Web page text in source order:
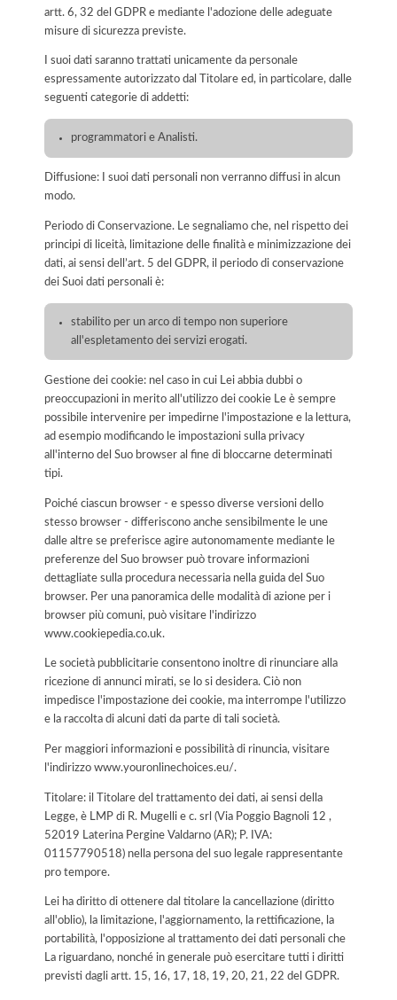
artt. 6, 32 del GDPR e mediante l'adozione delle adeguate
misure di sicurezza previste.
I suoi dati saranno trattati unicamente da personale
espressamente autorizzato dal Titolare ed, in particolare, dalle
seguenti categorie di addetti:
programmatori e Analisti.
Diffusione: I suoi dati personali non verranno diffusi in alcun
modo.
Periodo di Conservazione. Le segnaliamo che, nel rispetto dei
principi di liceità, limitazione delle finalità e minimizzazione dei
dati, ai sensi dell’art. 5 del GDPR, il periodo di conservazione
dei Suoi dati personali è:
stabilito per un arco di tempo non superiore
all'espletamento dei servizi erogati.
Gestione dei cookie: nel caso in cui Lei abbia dubbi o
preoccupazioni in merito all'utilizzo dei cookie Le è sempre
possibile intervenire per impedirne l'impostazione e la lettura,
ad esempio modificando le impostazioni sulla privacy
all'interno del Suo browser al fine di bloccarne determinati
tipi.
Poiché ciascun browser - e spesso diverse versioni dello
stesso browser - differiscono anche sensibilmente le une
dalle altre se preferisce agire autonomamente mediante le
preferenze del Suo browser può trovare informazioni
dettagliate sulla procedura necessaria nella guida del Suo
browser. Per una panoramica delle modalità di azione per i
browser più comuni, può visitare l'indirizzo
www.cookiepedia.co.uk.
Le società pubblicitarie consentono inoltre di rinunciare alla
ricezione di annunci mirati, se lo si desidera. Ciò non
impedisce l'impostazione dei cookie, ma interrompe l'utilizzo
e la raccolta di alcuni dati da parte di tali società.
Per maggiori informazioni e possibilità di rinuncia, visitare
l'indirizzo www.youronlinechoices.eu/.
Titolare: il Titolare del trattamento dei dati, ai sensi della
Legge, è LMP di R. Mugelli e c. srl (Via Poggio Bagnoli 12 ,
52019 Laterina Pergine Valdarno (AR); P. IVA:
01157790518) nella persona del suo legale rappresentante
pro tempore.
Lei ha diritto di ottenere dal titolare la cancellazione (diritto
all'oblio), la limitazione, l'aggiornamento, la rettificazione, la
portabilità, l'opposizione al trattamento dei dati personali che
La riguardano, nonché in generale può esercitare tutti i diritti
previsti dagli artt. 15, 16, 17, 18, 19, 20, 21, 22 del GDPR.